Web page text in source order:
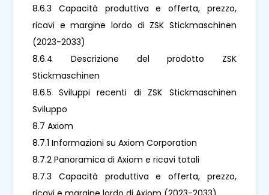
8.6.3 Capacità produttiva e offerta, prezzo,
ricavi e margine lordo di ZSK Stickmaschinen
(2023-2033)
8.6.4 Descrizione del prodotto ZSK
Stickmaschinen
8.6.5 Sviluppi recenti di ZSK Stickmaschinen
Sviluppo
8.7 Axiom
8.7.1 Informazioni su Axiom Corporation
8.7.2 Panoramica di Axiom e ricavi totali
8.7.3 Capacità produttiva e offerta, prezzo,